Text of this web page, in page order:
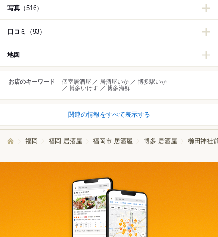
写真 （516）
口コミ （93）
地図
お店のキーワード
個室居酒屋 ／ 居酒屋いか ／ 博多駅いか
／ 博多いけす ／ 博多海鮮
関連の情報をすべて表示する
福岡 福岡 居酒屋 福岡市 居酒屋 博多 居酒屋 櫛田神社